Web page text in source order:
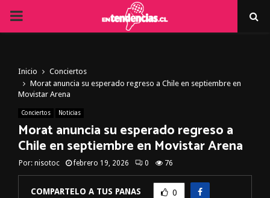
PRIMARY
Inicio
Conciertos
Morat anuncia su esperado regreso a Chile en septiembre en
Movistar Arena
Conciertos Noticias
Morat anuncia su esperado regreso a
Chile en septiembre en Movistar Arena
Por: nisotoc febrero 19, 2026 0 76
COMPARTELO A TUS PANAS 0